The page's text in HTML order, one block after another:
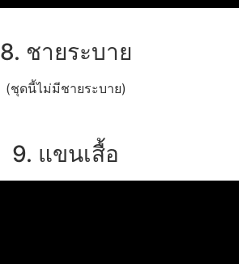
8. ชายระบาย
(ชุดนี้ไม่มีชายระบาย)
9. แขนเสื้อ